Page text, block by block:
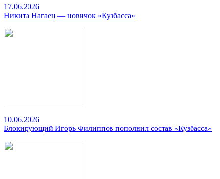
17.06.2026
Никита Нагаец — новичок «Кузбасса»
10.06.2026
Блокирующий Игорь Филиппов пополнил состав «Кузбасса»